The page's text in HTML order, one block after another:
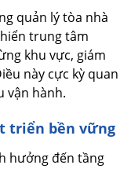
quản lý tòa nhà
trung tâm
khu vực, giám
này cực kỳ quan
vận hành.
triển bền vững
hưởng đến tầng